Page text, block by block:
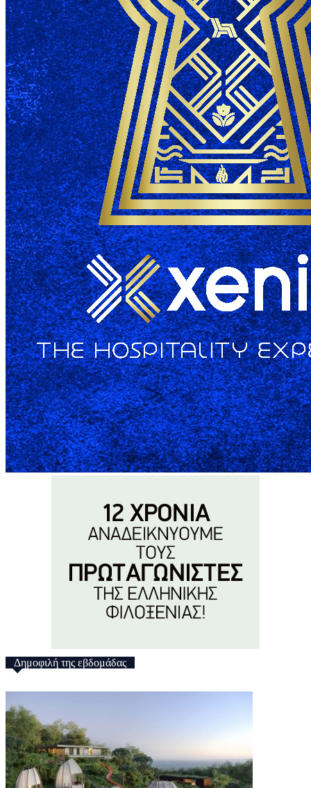
Δημοφιλή της εβδομάδας